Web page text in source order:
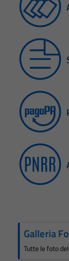
Galleria
Tutte le foto